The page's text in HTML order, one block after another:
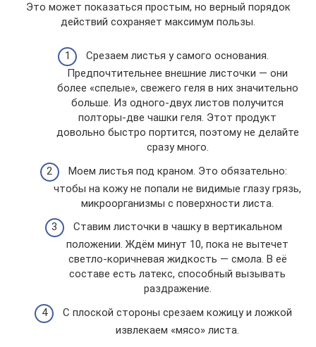
Это может показаться простым, но верный порядок
действий сохраняет максимум пользы.
Срезаем листья у самого основания.
Предпочтительнее внешние листочки — они
более «спелые», свежего геля в них значительно
больше. Из одного-двух листов получится
полторы-две чашки геля. Этот продукт
довольно быстро портится, поэтому не делайте
сразу много.
Моем листья под краном. Это обязательно:
чтобы на кожу не попали не видимые глазу грязь,
микроорганизмы с поверхности листа.
Ставим листочки в чашку в вертикальном
положении. Ждём минут 10, пока не вытечет
светло-коричневая жидкость — смола. В её
составе есть латекс, способный вызывать
раздражение.
С плоской стороны срезаем кожицу и ложкой
извлекаем «мясо» листа.